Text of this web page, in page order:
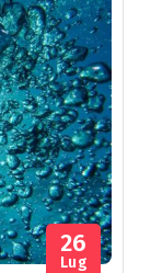
26
Lug